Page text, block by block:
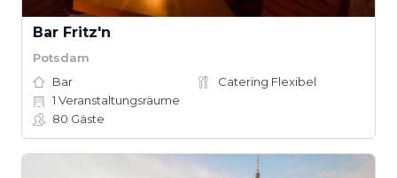
Bar Fritz'n
Potsdam
Bar
Catering Flexibel
1 Veranstaltungsräume
80 Gäste